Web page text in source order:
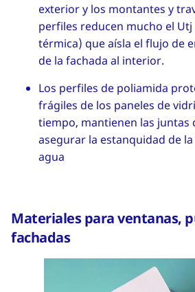
exterior y los montantes y
perfiles reducen mucho el
térmica) que aísla el flujo de
de la fachada al interior.
Los perfiles de poliamida
frágiles de los paneles de
tiempo, mantienen las juntas
asegurar la estanquidad de
agua
Materiales para ventanas,
fachadas